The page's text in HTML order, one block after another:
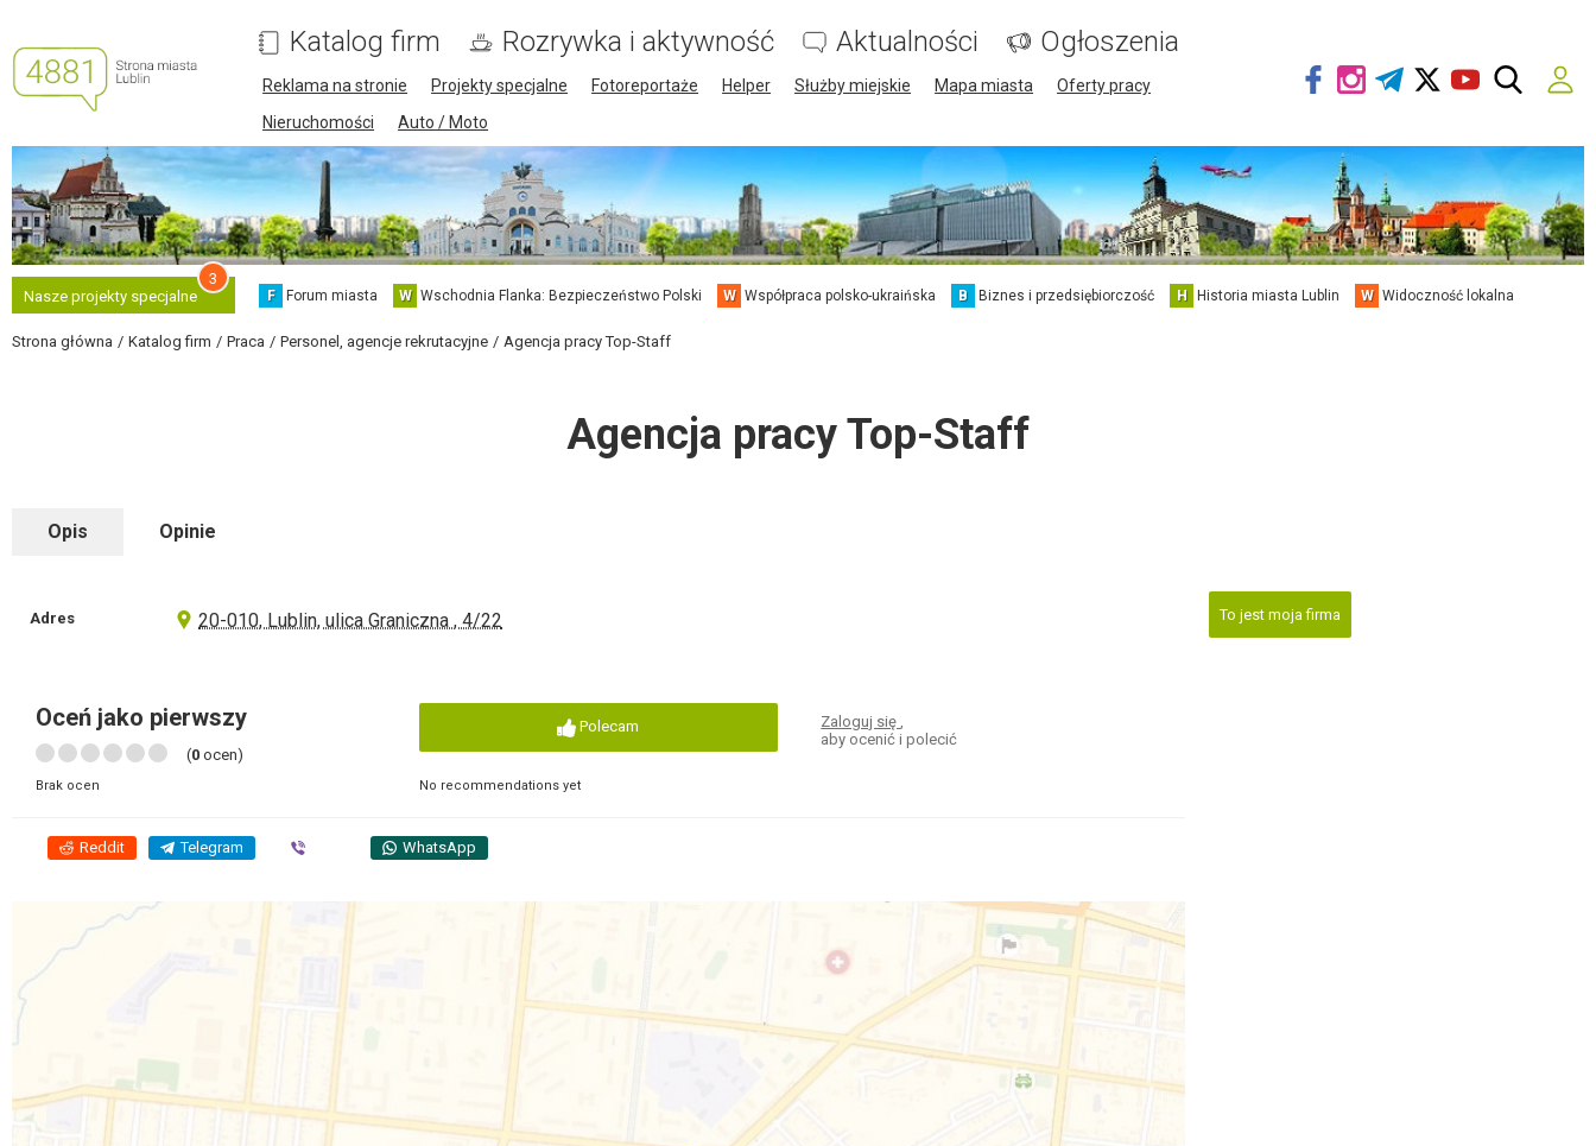
Katalog firm Rozrywka i aktywność Aktualności Ogłoszenia
Reklama na stronie Projekty specjalne Fotoreportaże Helper Służby miejskie Mapa miasta
Oferty pracy
Nieruchomości
Auto / Moto
Nasze projekty specjalne
3
F Forum miasta W Wschodnia Flanka: Bezpieczeństwo Polski W Współpraca polsko-ukraińska B Biznes i przedsiębiorczość H Historia miasta Lublin W Widoczność lokalna
Strona główna Katalog firm Praca Personel, agencje rekrutacyjne Agencja pracy Top-Staff
Agencja pracy Top-Staff
Opis Opinie
Adres 20-010, Lublin, ulica Graniczna , 4/22
Oceń jako pierwszy
(0 ocen)
Brak ocen
Polecam
No recommendations yet
Zaloguj się,
aby ocenić i polecić
Reddit Telegram WhatsApp
To jest moja firma